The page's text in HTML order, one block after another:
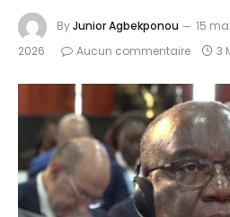
ByJunior Agbekponou 15
2026
Aucun commentaire 3